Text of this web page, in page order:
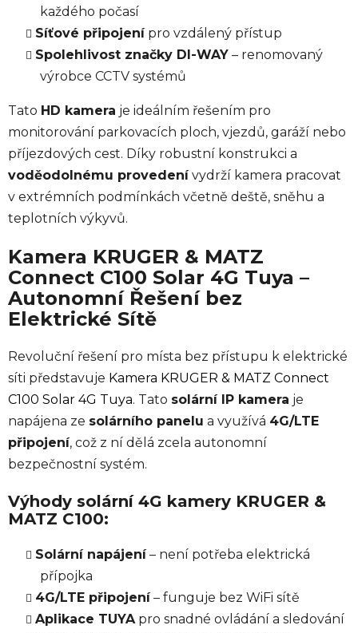
každého počasí
Síťové připojenípro vzdálený přístup
Spolehlivost značky DI-WAY – renomovaný
výrobce CCTV systémů
Tato HD kamera je ideálním řešením pro
monitorování parkovacích ploch, vjezdů, garáží nebo
příjezdových cest. Díky robustní konstrukci a
voděodolnému provedenívydrží kamera pracovat
v extrémních podmínkách včetně deště, sněhu a
teplotních výkyvů.
Kamera KRUGER & MATZ
Connect C100 Solar 4G Tuya –
Autonomní Řešení bez
Elektrické Sítě
Revoluční řešení pro místa bez přístupu k elektrické
síti představuje Kamera KRUGER & MATZ Connect
C100 Solar 4G Tuya. Tato solární IP kamera je
napájena ze solárního panelu a využívá 4G/LTE
připojení, což z ní dělá zcela autonomní
bezpečnostní systém.
Výhody solární 4G kamery KRUGER &
MATZ C100:
Solární napájení– není potřeba elektrická
přípojka
4G/LTE připojení– funguje bez WiFi sítě
Aplikace TUYApro snadné ovládání a sledování